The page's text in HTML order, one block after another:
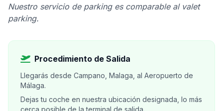
Nuestro servicio de parking es comparable al valet
parking.
Procedimiento de Salida
Llegarás desde Campano, Malaga, al Aeropuerto de
Málaga.
Dejas tu coche en nuestra ubicación designada, lo más
cerca posible de la terminal de salida.